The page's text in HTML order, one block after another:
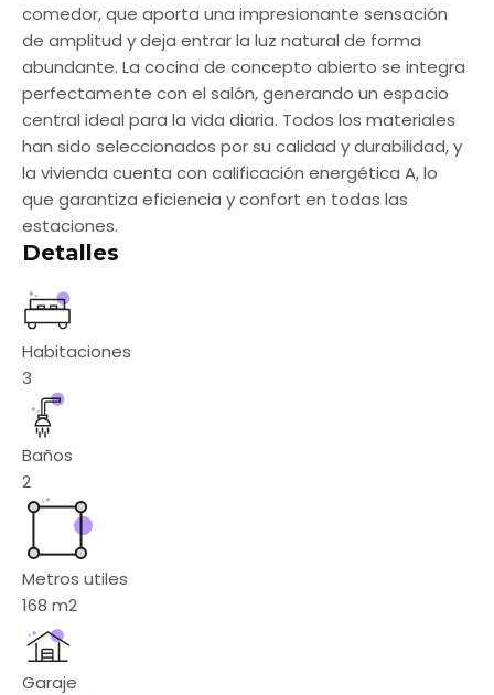
comedor, que aporta una impresionante sensación
de amplitud y deja entrar la luz natural de forma
abundante. La cocina de concepto abierto se integra
perfectamente con el salón, generando un espacio
central ideal para la vida diaria. Todos los materiales
han sido seleccionados por su calidad y durabilidad, y
la vivienda cuenta con calificación energética A, lo
que garantiza eficiencia y confort en todas las
estaciones.
Detalles
Habitaciones
3
Baños
2
Metros utiles
168 m2
Garaje